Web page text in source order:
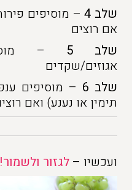
שלב 4 – מוסיפים
אם רוצים
שלב 5
–
אגוזים/שקדים
שלב 6
– מוסיפים
תימין או נענע) ואם
ועכשיו – לגזור